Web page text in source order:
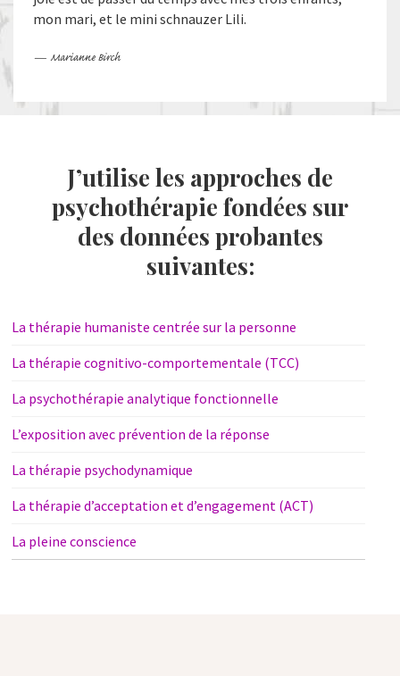
mon mari, et le mini schnauzer Lili.
— Marianne Birch
J’utilise les approches de
psychothérapie fondées sur
des données probantes
suivantes:
La thérapie humaniste centrée sur la personne
La thérapie cognitivo-comportementale (TCC)
La psychothérapie analytique fonctionnelle
L’exposition avec prévention de la réponse
La thérapie psychodynamique
La thérapie d’acceptation et d’engagement (ACT)
La pleine conscience